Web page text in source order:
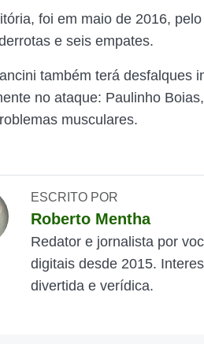
foi em maio de 2016,
e seis empates.
também terá desfalques
no ataque: Paulinho
musculares.
ESCRITO POR
Roberto Mentha
Redator e jornalista por
digitais desde 2015.
divertida e verídica.